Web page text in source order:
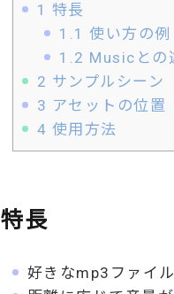
1 特長
1.1 使い方の例
1.2 Musicとの
2 サンプルシーン
3 アセットの位置
4 使用方法
特長
好きなmp3ファイ